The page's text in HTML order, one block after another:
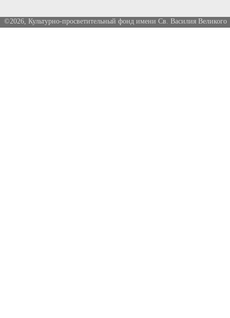
©2026, Культурно-просветительный фонд имени Св. Василия Великого